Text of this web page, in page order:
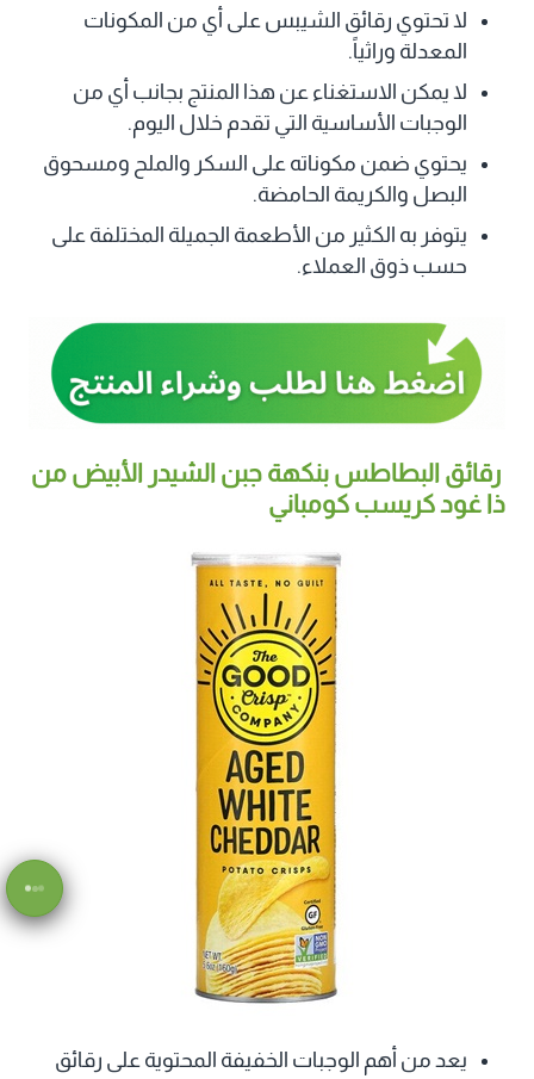
لا تحتوي رقائق الشيبس على أي من المكونات
المعدلة وراثياً.
لا يمكن الاستغناء عن هذا المنتج بجانب أي من
الوجبات الأساسية التي تقدم خلال اليوم.
يحتوي ضمن مكوناته على السكر والملح ومسحوق
البصل والكريمة الحامضة.
يتوفر به الكثير من الأطعمة الجميلة المختلفة على
حسب ذوق العملاء.
رقائق البطاطس بنكهة جبن الشيدر الأبيض من
ذا غود كريسب كومباني
يعد من أهم الوجبات الخفيفة المحتوية على رقائق